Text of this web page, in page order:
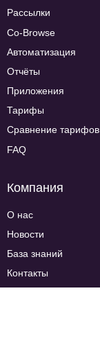
Рассылки
Co-Browse
Автоматизация
Отчёты
Приложения
Тарифы
Сравнение тарифов
FAQ
Компания
О нас
Новости
База знаний
Контакты